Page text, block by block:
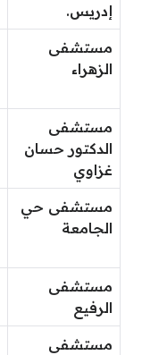
إدريس.
مستشفى
الزهراء
مستشفى
الدكتور حسان
غزاوي
مستشفى حي
الجامعة
مستشفى
الرفيع
مستشفى